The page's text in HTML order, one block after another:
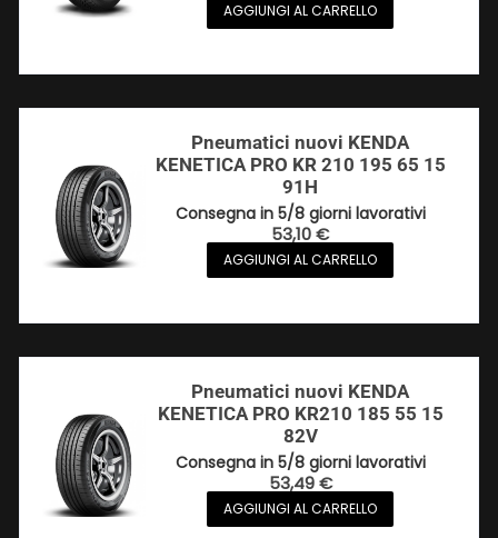
AGGIUNGI AL CARRELLO
Pneumatici nuovi KENDA
KENETICA PRO KR 210 195 65 15
91H
Consegna in 5/8 giorni lavorativi
53,10€
AGGIUNGI AL CARRELLO
Pneumatici nuovi KENDA
KENETICA PRO KR210 185 55 15
82V
Consegna in 5/8 giorni lavorativi
53,49€
AGGIUNGI AL CARRELLO